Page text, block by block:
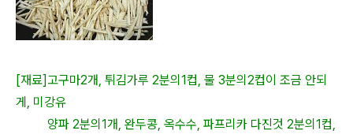
[재료]고구마2개, 튀김가루 2분의1컵, 물 3분의2컵이 조금 안되
게, 미강유
양파 2분의1개, 완두콩, 옥수수, 파프리카 다진것 2분의1컵,